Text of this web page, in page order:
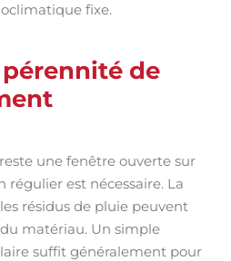
fixe.
de
une fenêtre ouverte sur
est nécessaire. La
résidus de pluie peuvent
matériau. Un simple
suffit généralement pour